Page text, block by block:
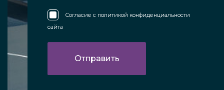
Согласие с политикой конфиденциальности
сайта